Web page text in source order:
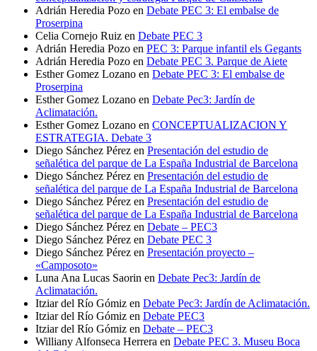
Adrián Heredia Pozo en Debate PEC 3: El embalse de
Proserpina
Celia Cornejo Ruiz en Debate PEC 3
Adrián Heredia Pozo en PEC 3: Parque infantil els Gegants
Adrián Heredia Pozo en Debate PEC 3. Parque de Aiete
Esther Gomez Lozano en Debate PEC 3: El embalse de
Proserpina
Esther Gomez Lozano en Debate Pec3: Jardín de
Aclimatación.
Esther Gomez Lozano en CONCEPTUALIZACION Y
ESTRATEGIA. Debate 3
Diego Sánchez Pérez en Presentación del estudio de
señalética del parque de La España Industrial de Barcelona
Diego Sánchez Pérez en Presentación del estudio de
señalética del parque de La España Industrial de Barcelona
Diego Sánchez Pérez en Presentación del estudio de
señalética del parque de La España Industrial de Barcelona
Diego Sánchez Pérez en Debate – PEC3
Diego Sánchez Pérez en Debate PEC 3
Diego Sánchez Pérez en Presentación proyecto –
«Camposoto»
Luna Ana Lucas Saorin en Debate Pec3: Jardín de
Aclimatación.
Itziar del Río Gómiz en Debate Pec3: Jardín de Aclimatación.
Itziar del Río Gómiz en Debate PEC3
Itziar del Río Gómiz en Debate – PEC3
Williany Alfonseca Herrera en Debate PEC 3. Museu Boca